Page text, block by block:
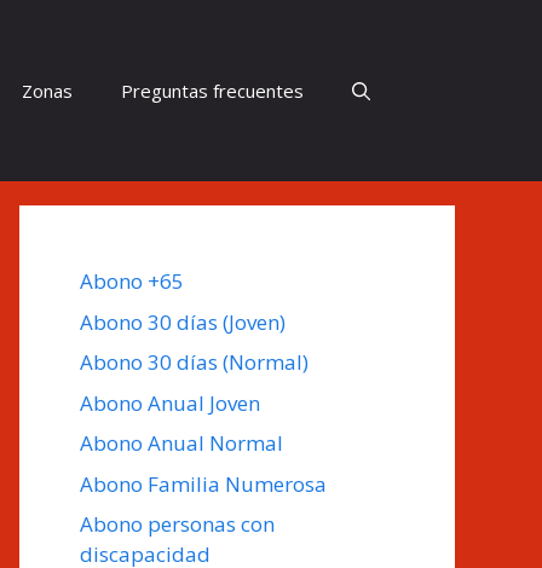
Zonas Preguntas frecuentes
Abono +65
Abono 30 días (Joven)
Abono 30 días (Normal)
Abono Anual Joven
Abono Anual Normal
Abono Familia Numerosa
Abono personas con
discapacidad